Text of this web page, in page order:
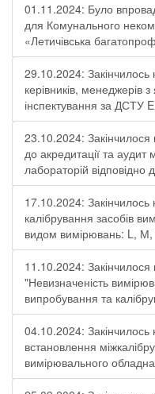
01.11.2024: Було
для Комунального
«Летичівська
29.10.2024: Закінчилось
керівників, менеджерів з
інспектування за ДСТУ
23.10.2024: Закінчилося
до акредитації та аудит
лабораторій
17.10.2024: Закінчилось
калібрування засобів
видом вимірювань: L,
11.10.2024:
"Невизначеність
випробування та
04.10.2024: Закінчилось
встановлення
вимірювального